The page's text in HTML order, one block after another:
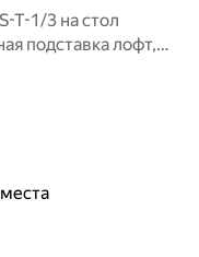
T-1/3 на стол
подставка лофт,